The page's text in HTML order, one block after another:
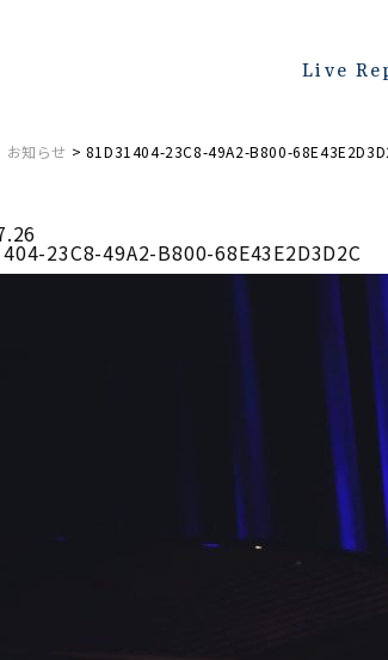
Live
お知らせ > 81D31404-23C8-49A2-B800-
23C8-49A2-B800-68E43E2D3D2C